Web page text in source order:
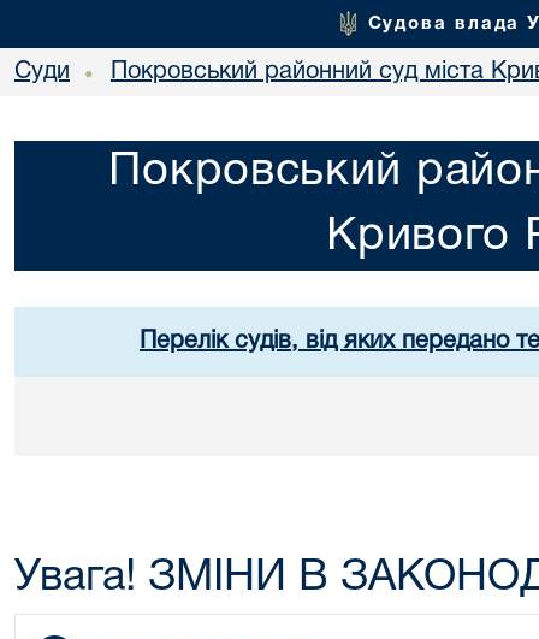
Судова влада
Суди • Покровський районний суд міста
Покровський
Кривого
Перелік судів, від яких передано
Увага! ЗМІНИ В